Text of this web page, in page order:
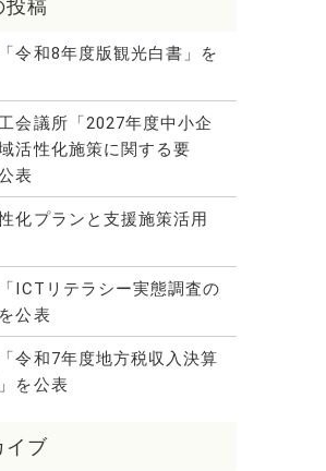
令和8年度版観光白書」を
会議所「2027年度中小企
活性化施策に関する要
表
化プランと支援施策活用
ICTリテラシー実態調査の
公表
令和7年度地方税収入決算
を公表